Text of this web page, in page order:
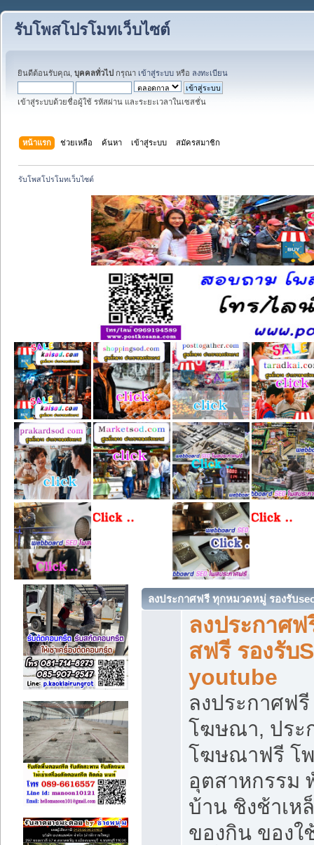
รับโพสโปรโมทเว็บไซต์
ยินดีต้อนรับคุณ, บุคคลทั่วไป กรุณา เข้าสู่ระบบ หรือ ลงทะเบียน
เข้าสู่ระบบด้วยชื่อผู้ใช้ รหัสผ่าน และระยะเวลาในเซสชั่น
หน้าแรก ช่วยเหลือ ค้นหา เข้าสู่ระบบ สมัครสมาชิก
รับโพสโปรโมทเว็บไซต์
ลงประกาศฟรี ทุกหมวดหมู่ รองรับ
ลงประกาศ
สฟรี รองรับ
youtube
ลงประกาศฟ
โฆษณา, ประ
โฆษณาฟรี โ
อุตสาหกรรม
บ้าน ชิงช้าเห
ของกิน ของใ